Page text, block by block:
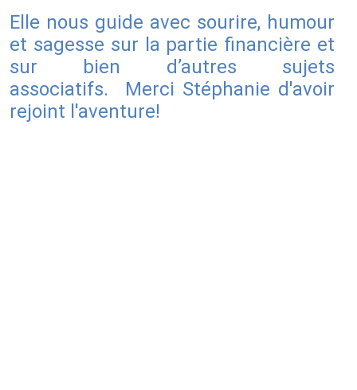
Elle nous guide avec sourire, humour
et sagesse sur la partie financière et
sur bien d’autres sujets
associatifs. Merci Stéphanie d'avoir
rejoint l'aventure!